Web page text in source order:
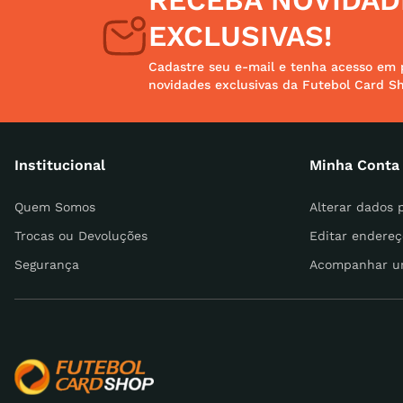
EXCLUSIVAS!
Cadastre seu e-mail e tenha acesso
novidades exclusivas da Futebol Card
Institucional
Quem Somos
Trocas ou Devoluções
Segurança
Minha Conta
Alterar dados
Editar
Acompanhar
9º